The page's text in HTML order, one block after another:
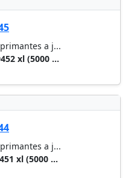
noir pjic7 c...
a j...
8,9 ml - ...